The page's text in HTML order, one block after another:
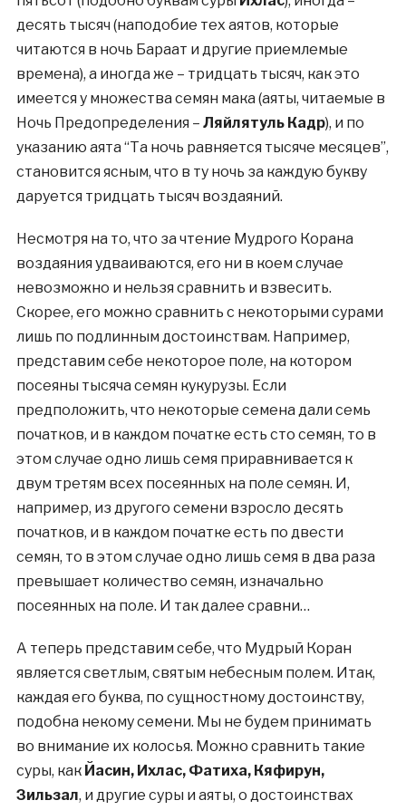
десять тысяч (наподобие тех аятов, которые
читаются в ночь Бараат и другие приемлемые
времена), а иногда же – тридцать тысяч, как это
имеется у множества семян мака (аяты, читаемые в
Ночь Предопределения – Ляйлятуль Кадр), и по
указанию аята “Та ночь равняется тысяче месяцев”,
становится ясным, что в ту ночь за каждую букву
даруется тридцать тысяч воздаяний.
Несмотря на то, что за чтение Мудрого Корана
воздаяния удваиваются, его ни в коем случае
невозможно и нельзя сравнить и взвесить.
Скорее, его можно сравнить с некоторыми сурами
лишь по подлинным достоинствам. Например,
представим себе некоторое поле, на котором
посеяны тысяча семян кукурузы. Если
предположить, что некоторые семена дали семь
початков, и в каждом початке есть сто семян, то в
этом случае одно лишь семя приравнивается к
двум третям всех посеянных на поле семян. И,
например, из другого семени взросло десять
початков, и в каждом початке есть по двести
семян, то в этом случае одно лишь семя в два раза
превышает количество семян, изначально
посеянных на поле. И так далее сравни…
А теперь представим себе, что Мудрый Коран
является светлым, святым небесным полем. Итак,
каждая его буква, по сущностному достоинству,
подобна некому семени. Мы не будем принимать
во внимание их колосья. Можно сравнить такие
суры, как Йасин, Ихлас, Фатиха, Кяфирун,
Зильзал, и другие суры и аяты, о достоинствах